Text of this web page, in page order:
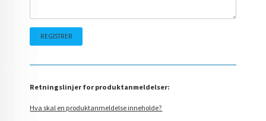
Retningslinjer for produktanmeldelser:
Hva skal en produktanmeldelse inneholde?